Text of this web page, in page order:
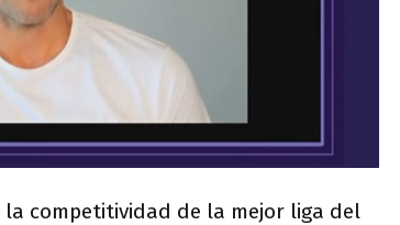
competitividad de la mejor liga del